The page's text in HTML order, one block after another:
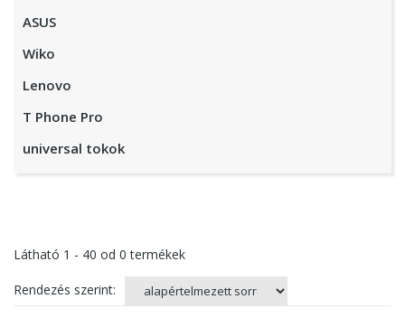
ASUS
Wiko
Lenovo
T Phone Pro
universal tokok
Látható 1 - 40 od 0 termékek
Rendezés szerint: